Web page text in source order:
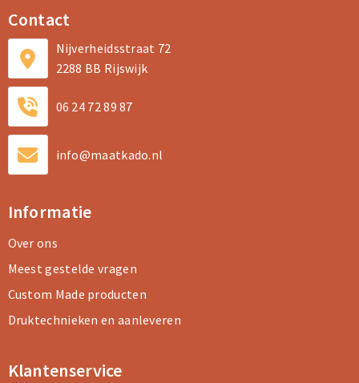
Contact
Nijverheidsstraat 72
2288 BB Rijswijk
06 24 72 89 87
info@maatkado.nl
Informatie
Over ons
Meest gestelde vragen
Custom Made producten
Druktechnieken en aanleveren
Klantenservice